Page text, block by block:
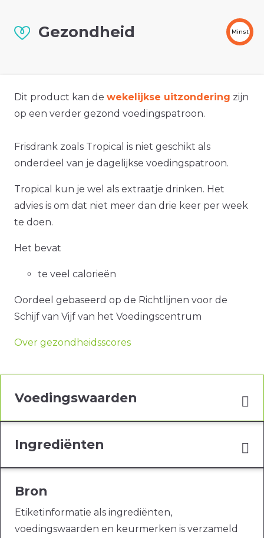
Gezondheid Minst
Dit product kan de wekelijkse uitzondering zijn
op een verder gezond voedingspatroon.
Frisdrank zoals Tropical is niet geschikt als
onderdeel van je dagelijkse voedingspatroon.
Tropical kun je wel als extraatje drinken. Het
advies is om dat niet meer dan drie keer per week
te doen.
Het bevat
te veel calorieën
Oordeel gebaseerd op de Richtlijnen voor de
Schijf van Vijf van het Voedingscentrum
Over gezondheidsscores
Voedingswaarden
Ingrediënten
Bron
Etiketinformatie als ingrediënten,
voedingswaarden en keurmerken is verzameld